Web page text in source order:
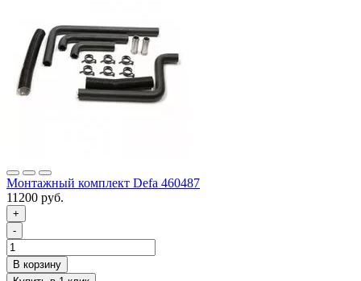
Монтажный комплект Defa 460487
11200 руб.
+
-